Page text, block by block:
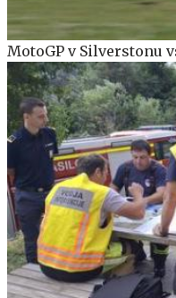
MotoGP v Silverstonu